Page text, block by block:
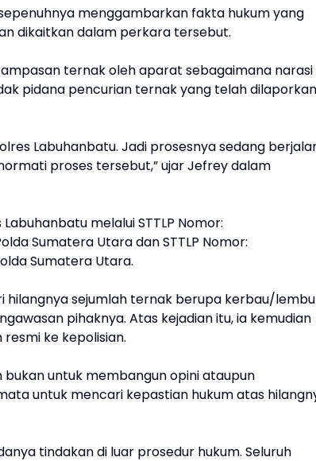
menggambarkan fakta hukum yang
dikaitkan dalam perkara tersebut.
ternak oleh aparat sebagaimana narasi
pidana pencurian ternak yang telah dilaporkan
Labuhanbatu. Jadi prosesnya sedang
proses tersebut,” ujar Jefrey dalam
melalui STTLP Nomor:
Sumatera Utara dan STTLP Nomor:
Sumatera Utara.
sejumlah ternak berupa kerbau/lembu
pihaknya. Atas kejadian itu, ia kemudian
ke kepolisian.
untuk membangun opini ataupun
untuk mencari kepastian hukum atas
tindakan di luar prosedur hukum. Seluruh